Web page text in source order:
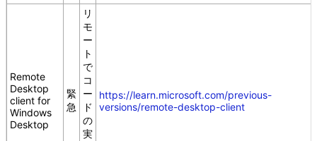
Remote
Desktop
client for
Windows
Desktop
緊
急
リ
モ
ー
ト
で
コ
ー
ド
の
実
https://learn.microsoft.com/previous-
versions/remote-desktop-client